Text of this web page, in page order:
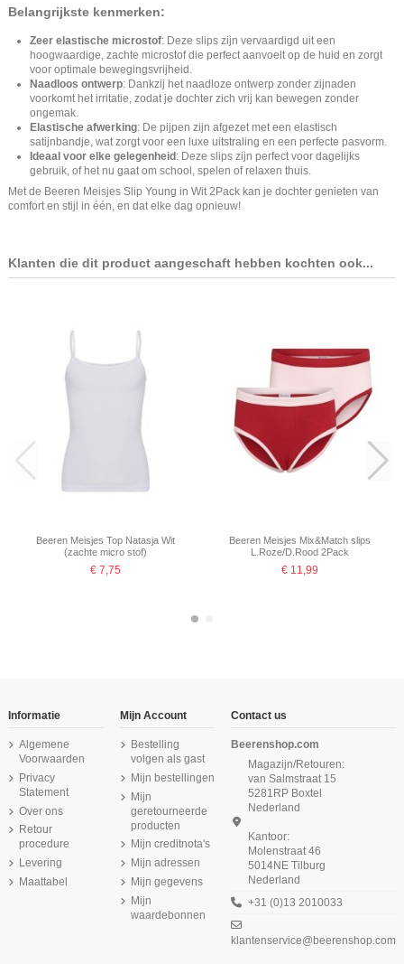
Belangrijkste kenmerken:
Zeer elastische microstof: Deze slips zijn vervaardigd uit een
hoogwaardige, zachte microstof die perfect aanvoelt op de huid en zorgt
voor optimale bewegingsvrijheid.
Naadloos ontwerp: Dankzij het naadloze ontwerp zonder zijnaden
voorkomt het irritatie, zodat je dochter zich vrij kan bewegen zonder
ongemak.
Elastische afwerking: De pijpen zijn afgezet met een elastisch
satijnbandje, wat zorgt voor een luxe uitstraling en een perfecte pasvorm.
Ideaal voor elke gelegenheid: Deze slips zijn perfect voor dagelijks
gebruik, of het nu gaat om school, spelen of relaxen thuis.
Met de Beeren Meisjes Slip Young in Wit 2Pack kan je dochter genieten van
comfort en stijl in één, en dat elke dag opnieuw!
Klanten die dit product aangeschaft hebben kochten ook...
Beeren Meisjes Top Natasja Wit
(zachte micro stof)
€ 7,75
Beeren Meisjes Mix&Match slips
L.Roze/D.Rood 2Pack
€ 11,99
Beeren Meisjes slip Comfort Feeling
2Pack Wit
Informatie
Algemene
Voorwaarden
Privacy
Statement
Over ons
Retour
procedure
Levering
Maattabel
Mijn Account
Bestelling
volgen als gast
Mijn bestellingen
Mijn
geretourneerde
producten
Mijn creditnota's
Mijn adressen
Mijn gegevens
Mijn
waardebonnen
Contact us
Beerenshop.com
Magazijn/Retouren:
van Salmstraat 15
5281RP Boxtel
Nederland
Kantoor:
Molenstraat 46
5014NE Tilburg
Nederland
+31 (0)13 2010033
klantenservice@beerenshop.com